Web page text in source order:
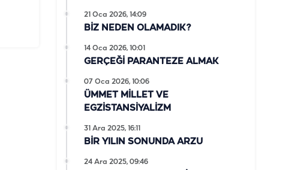
BİZ NEDEN OLAMADIK?
21 Oca 2026, 14:09
GERÇEĞİ PARANTEZE ALMAK
14 Oca 2026, 10:01
ÜMMET MİLLET VE
EGZİSTANSİYALİZM
07 Oca 2026, 10:06
BİR YILIN SONUNDA ARZU
31 Ara 2025, 16:11
24 Ara 2025, 09:46